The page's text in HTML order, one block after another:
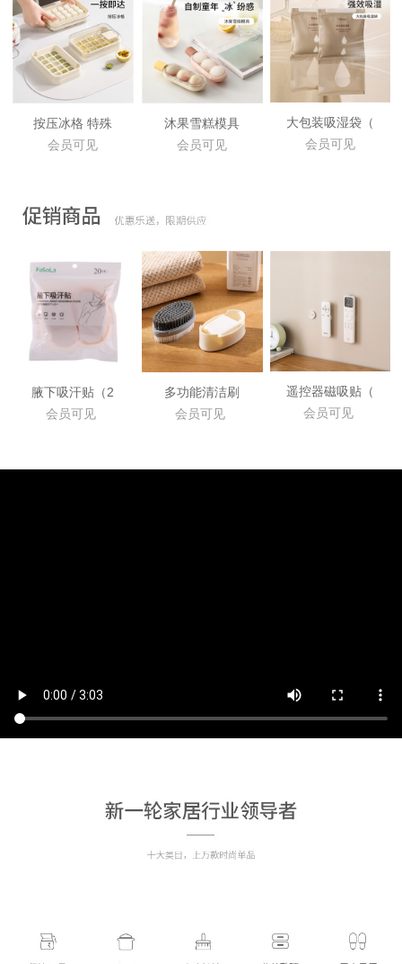
按压冰格 特殊
会员可见
沐果雪糕模具
会员可见
大包装吸湿袋（
会员可见
腋下吸汗贴（2
会员可见
多功能清洁刷
会员可见
遥控器磁吸贴（
会员可见